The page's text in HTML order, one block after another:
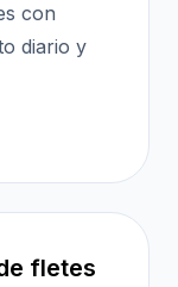
con
diario y
fletes